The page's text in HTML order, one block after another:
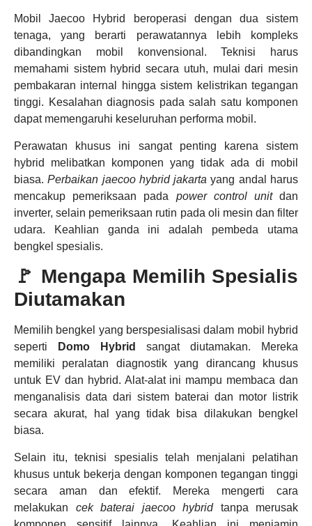
Mobil Jaecoo Hybrid beroperasi dengan dua sistem
tenaga, yang berarti perawatannya lebih kompleks
dibandingkan mobil konvensional. Teknisi harus
memahami sistem hybrid secara utuh, mulai dari mesin
pembakaran internal hingga sistem kelistrikan tegangan
tinggi. Kesalahan diagnosis pada salah satu komponen
dapat memengaruhi keseluruhan performa mobil.
Perawatan khusus ini sangat penting karena sistem
hybrid melibatkan komponen yang tidak ada di mobil
biasa.Perbaikan jaecoo hybrid jakarta yang andal harus
mencakup pemeriksaan pada power control unitdan
inverter, selain pemeriksaan rutin pada oli mesin dan filter
udara. Keahlian ganda ini adalah pembeda utama
bengkel spesialis.
🚩 Mengapa Memilih Spesialis
Diutamakan
Memilih bengkel yang berspesialisasi dalam mobil hybrid
seperti
Domo Hybrid
sangat diutamakan. Mereka
memiliki peralatan diagnostik yang dirancang khusus
untuk EV dan hybrid. Alat-alat ini mampu membaca dan
menganalisis data dari sistem baterai dan motor listrik
secara akurat, hal yang tidak bisa dilakukan bengkel
biasa.
Selain itu, teknisi spesialis telah menjalani pelatihan
khusus untuk bekerja dengan komponen tegangan tinggi
secara aman dan efektif. Mereka mengerti cara
melakukan cek baterai jaecoo hybridtanpa merusak